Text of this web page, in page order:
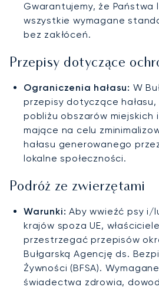
Gwarantujemy, że Państwa
wszystkie wymagane
bez zakłóceń.
Przepisy dotyczące
Ograniczenia hałasu: W
przepisy dotyczące
pobliżu obszarów miejskich
mające na celu
hałasu generowanego
lokalne społeczności.
Podróż ze zwierzętami
Warunki: Aby wwieźć psy i/
krajów spoza UE,
przestrzegać przepisów
Bułgarską Agencję ds.
Żywności (BFSA).
świadectwa zdrowia,